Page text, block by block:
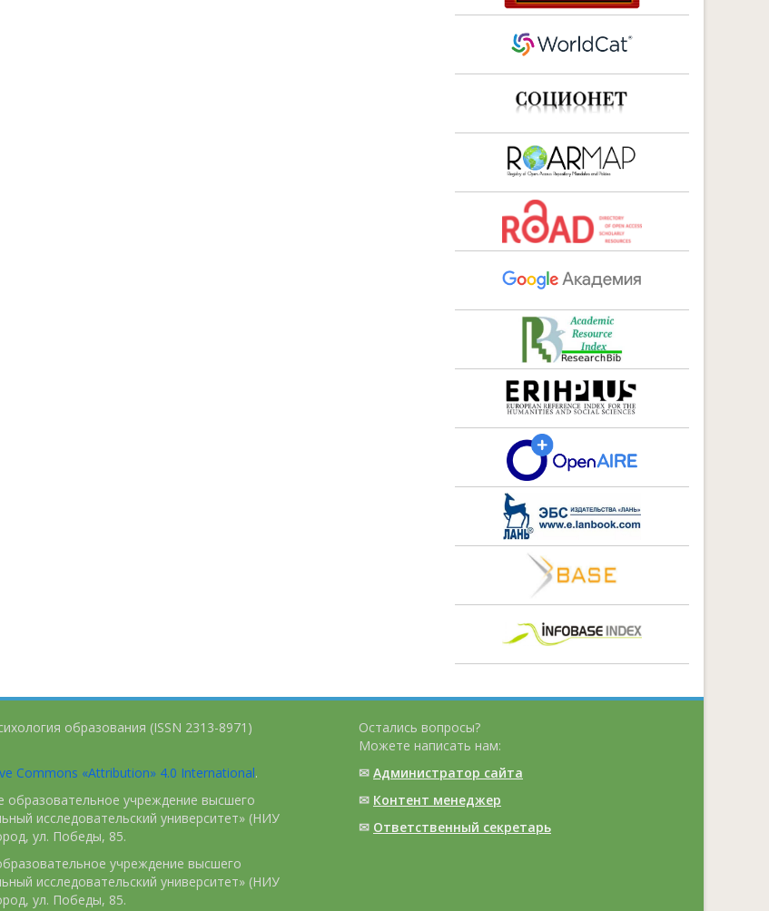
образования (ISSN 2313-8971)
Commons «Attribution» 4.0 International.
образовательное учреждение высшего
исследовательский университет» (НИУ
ул. Победы, 85.
учреждение высшего
исследовательский университет» (НИУ
ул. Победы, 85.
Остались вопросы?
Можете написать нам:
✉ Администратор сайта
✉ Контент менеджер
✉ Ответственный cекретарь